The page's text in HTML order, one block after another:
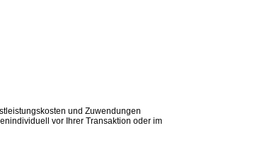
und Zuwendungen
vor Ihrer Transaktion oder im